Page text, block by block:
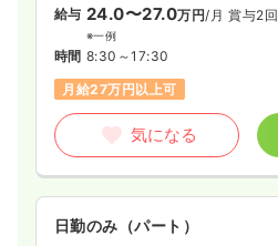
給与 24.0〜27.0万円/月 賞与2回
※一例
時間 8:30～17:30
月給27万円以上可
気になる
日勤のみ（パート）